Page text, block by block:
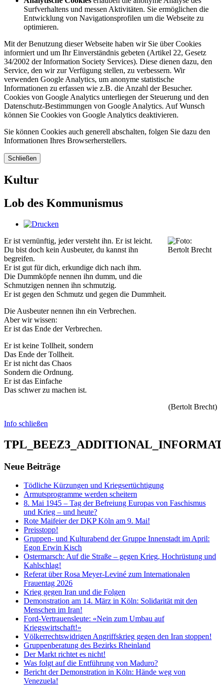
Surfverhaltens und messen Aktivitäten. Sie ermöglichen die
Entwicklung von Navigationsprofilen um die Webseite zu
optimieren.
Mit der Benutzung dieser Webseite haben wir Sie über Cookies
informiert und um Ihr Einverständnis gebeten (Artikel 22, Gesetz
34/2002 der Information Society Services). Diese dienen dazu, den
Service, den wir zur Verfügung stellen, zu verbessern. Wir
verwenden Google Analytics, um anonyme statistische
Informationen zu erfassen wie z.B. die Anzahl der Besucher.
Cookies von Google Analytics unterliegen der Steuerung und den
Datenschutz-Bestimmungen von Google Analytics. Auf Wunsch
können Sie Cookies von Google Analytics deaktivieren.
Sie können Cookies auch generell abschalten, folgen Sie dazu den
Informationen Ihres Browserherstellers.
Schließen
Kultur
Lob des Kommunismus
Er ist vernünftig, jeder versteht ihn. Er ist leicht.
Du bist doch kein Ausbeuter, du kannst ihn
begreifen.
Er ist gut für dich, erkundige dich nach ihm.
Die Dummköpfe nennen ihn dumm, und die
Schmutzigen nennen ihn schmutzig.
Er ist gegen den Schmutz und gegen die Dummheit.
Die Ausbeuter nennen ihn ein Verbrechen.
Aber wir wissen:
Er ist das Ende der Verbrechen.
Er ist keine Tollheit, sondern
Das Ende der Tollheit.
Er ist nicht das Chaos
Sondern die Ordnung.
Er ist das Einfache
Das schwer zu machen ist.
(Bertolt Brecht)
Info schließen
Neue Beiträge
Tödliche Kürzungen und Kriegsertüchtigung
Armutsprogramme werden scheitern
8. Mai 1945 – Tag der Befreiung Europas von Faschismus
und Krieg – und heute?
Rote Maifeier der DKP Köln am 9. Mai!
Preisstopp!
Gruppen- und Kulturabend der Gruppe Innenstadt im April:
Egon Erwin Kisch
Ostermarsch: Auf die Straße – gegen Krieg, Hochrüstung und
Kahlschlag!
Referat über Rosa Meyer-Leviné zum Internationalen
Frauentag 2026
Krieg gegen Iran und die Folgen
Demonstration am 14. März in Köln: Solidarität mit den
Menschen im Iran!
Ford-Vertrauensleute: «Nein zum Umbau auf
Kriegswirtschaft!»
Völkerrechtswidrigen Angriffskrieg gegen den Iran stoppen!
Gruppenberatung des Bezirks Rheinland
Der Markt richtet es nicht!
Was folgt auf die Entführung von Maduro?
Bericht der Demonstration in Köln: Hände weg von
Venezuela!